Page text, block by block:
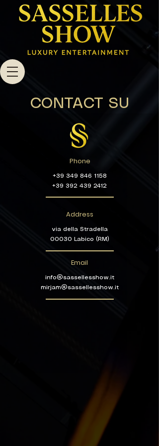
CONTACT SU
Phone
+39 349 846 1158
+39 392 439 2412
Address
via della Stradella
00030 Labico (RM)
Email
info@sassellesshow.it
mirjam@sassellesshow.it